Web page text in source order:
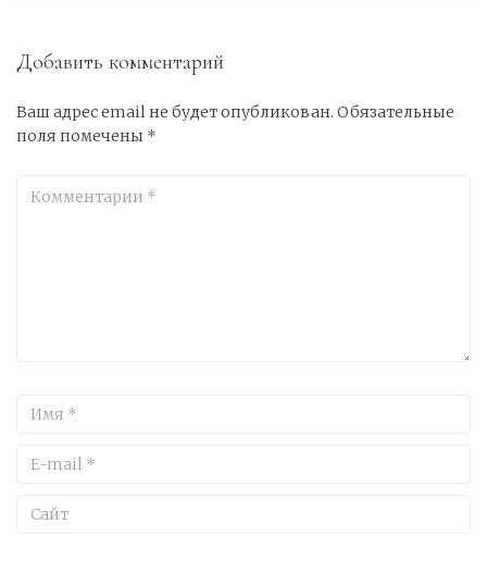
Добавить комментарий
Ваш адрес email не будет опубликован. Обязательные
поля помечены *